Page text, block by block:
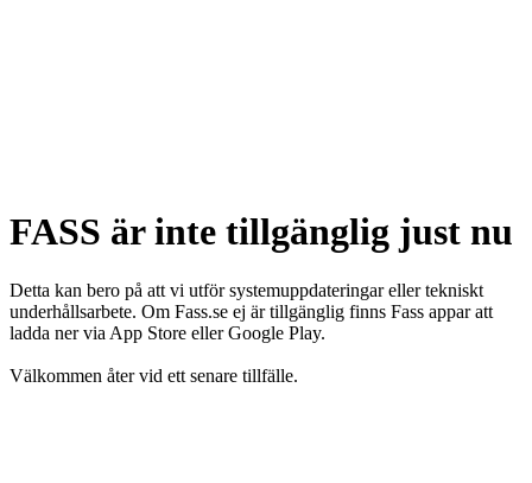
FASS är inte tillgänglig just nu
Detta kan bero på att vi utför systemuppdateringar eller tekniskt
underhållsarbete. Om Fass.se ej är tillgänglig finns Fass appar att
ladda ner via App Store eller Google Play.
Välkommen åter vid ett senare tillfälle.